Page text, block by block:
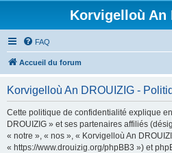
Korvigelloù An
FAQ
Accueil du forum
Korvigelloù An DROUIZIG -
Cette politique de confidentialité explique
DROUIZIG » et ses partenaires affiliés
« notre », « nos », « Korvigelloù An
« https://www.drouizig.org/phpBB3 ») et